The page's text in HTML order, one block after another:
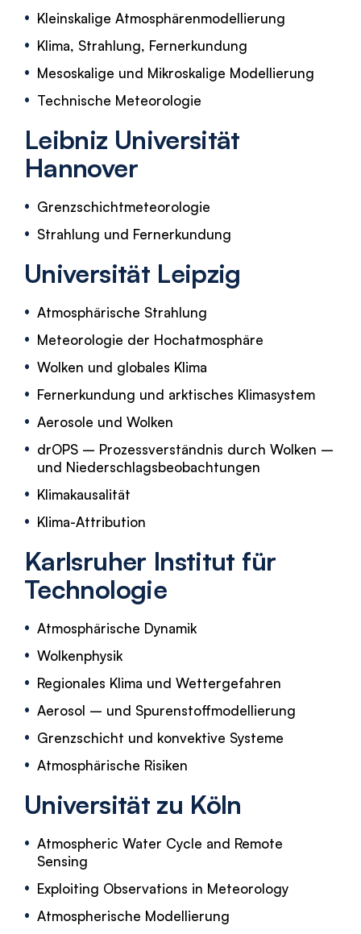
Kleinskalige Atmosphärenmodellierung
Klima, Strahlung, Fernerkundung
Mesoskalige und Mikroskalige Modellierung
Technische Meteorologie
Leibniz Universität
Hannover
Grenzschichtmeteorologie
Strahlung und Fernerkundung
Universität Leipzig
Atmosphärische Strahlung
Meteorologie der Hochatmosphäre
Wolken und globales Klima
Fernerkundung und arktisches Klimasystem
Aerosole und Wolken
drOPS – Prozessverständnis durch Wolken –
und Niederschlagsbeobachtungen
Klimakausalität
Klima-Attribution
Karlsruher Institut für
Technologie
Atmosphärische Dynamik
Wolkenphysik
Regionales Klima und Wettergefahren
Aerosol – und Spurenstoffmodellierung
Grenzschicht und konvektive Systeme
Atmosphärische Risiken
Universität zu Köln
Atmospheric Water Cycle and Remote
Sensing
Exploiting Observations in Meteorology
Atmospherische Modellierung